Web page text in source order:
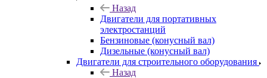
Назад
Двигатели для портативных
электростанций
Бензиновые (конусный вал)
Дизельные (конусный вал)
Двигатели для строительного оборудования
Назад